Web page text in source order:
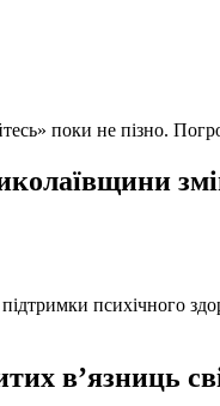
поки не пізно.
психічного
в’язниць